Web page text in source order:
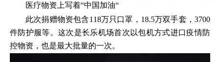
医疗物资上写着“中国加油“
此次捐赠物资包含118万只口罩，18.5万双手套，3700
件防护服等。这次是长乐机场首次以包机方式进口疫情防
控物资，也是最大批量的一次。